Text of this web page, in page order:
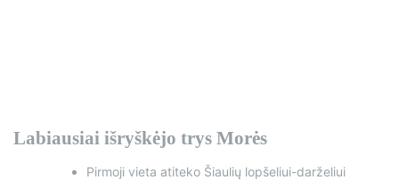
Labiausiai išryškėjo trys Morės
Pirmoji vieta atiteko Šiaulių lopšeliui-darželiui